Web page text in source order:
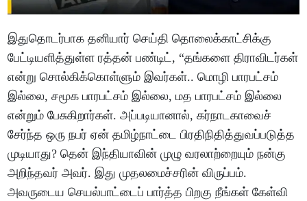
இதுதொடர்பாக தனியார் செய்தி தொலைக்காட்சிக்கு
பேட்டியளித்துள்ள ரத்தன் பண்டிட், “தங்களை திராவிடர்கள்
என்று சொல்கிக்கொள்ளும் இவர்கள்.. மொழி பாரபட்சம்
இல்லை, சமூக பாரபட்சம் இல்லை, மத பாரபட்சம் இல்லை
என்றும் பேசுகிறார்கள். அப்படியானால், கர்நாடகாவைச்
சேர்ந்த ஒரு நபர் ஏன் தமிழ்நாட்டை பிரதிநிதித்துவப்படுத்த
முடியாது? தென் இந்தியாவின் முழு வரலாற்றையும் நன்கு
அறிந்தவர் அவர். இது முதலமைச்சரின் விருப்பம்.
அவருடைய செயல்பாட்டைப் பார்த்த பிறகு நீங்கள் கேள்வி